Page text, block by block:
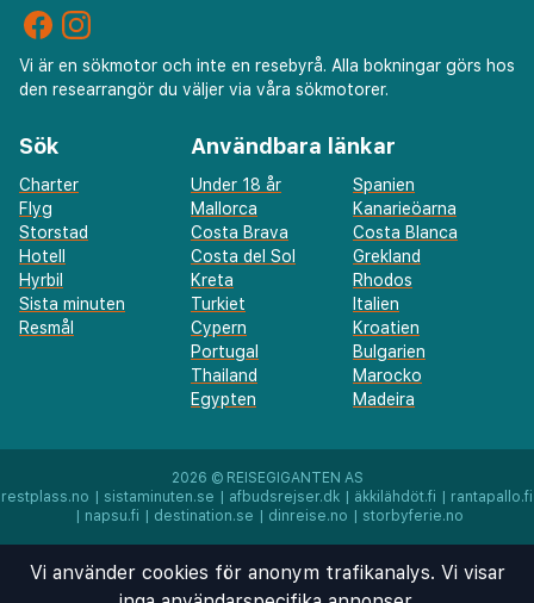
Vi är en sökmotor och inte en resebyrå. Alla bokningar görs hos
den researrangör du väljer via våra sökmotorer.
Sök
Charter
Flyg
Storstad
Hotell
Hyrbil
Sista minuten
Resmål
Användbara länkar
Under 18 år
Spanien
Mallorca
Kanarieöarna
Costa Brava
Costa Blanca
Costa del Sol
Grekland
Kreta
Rhodos
Turkiet
Italien
Cypern
Kroatien
Portugal
Bulgarien
Thailand
Marocko
Egypten
Madeira
2026 © REISEGIGANTEN AS
restplass.no
sistaminuten.se afbudsrejser.dk äkkilähdöt.fi
rantapallo.fi
napsu.fi destination.se dinreise.no storbyferie.no
Vi använder cookies för anonym trafikanalys. Vi visar